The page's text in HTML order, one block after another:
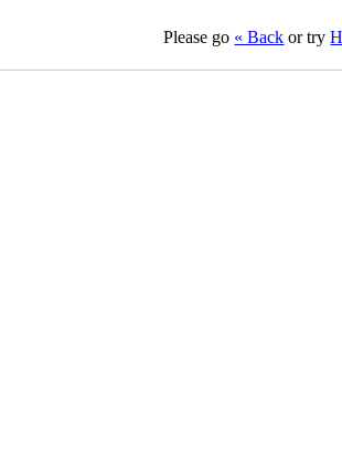
Please go « Back or try